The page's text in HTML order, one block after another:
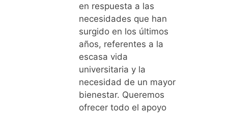
en respuesta a las
necesidades que han
surgido en los últimos
años, referentes a la
escasa vida
universitaria y la
necesidad de un mayor
bienestar. Queremos
ofrecer todo el apoyo